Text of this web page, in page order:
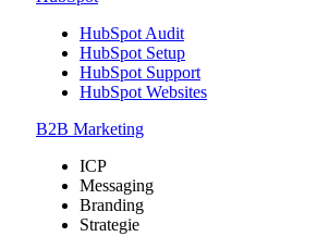
HubSpot Audit
HubSpot Setup
HubSpot Support
HubSpot Websites
B2B Marketing
ICP
Messaging
Branding
Strategie